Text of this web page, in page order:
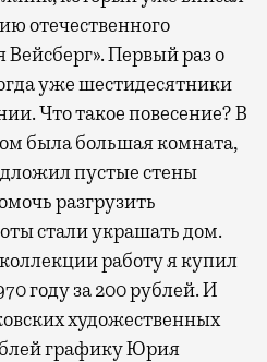
отечественного
Вейсберг». Первый раз о
уже шестидесятники
Что такое повесение? В
была большая комната,
пустые стены
разгрузить
стали украшать дом.
работу я купил
году за 200 рублей. И
художественных
графику Юрия